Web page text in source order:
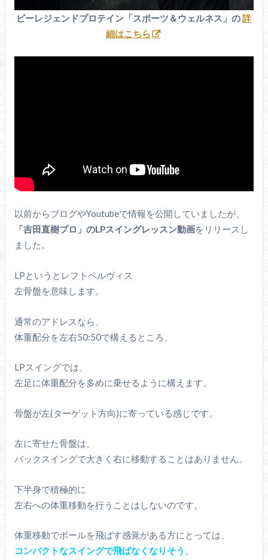
ビーレジェンドプロテイン「スポーツ＆ウェルネス」の詳
細はこちら
以前からブログやYoutubeで情報を公開していましたが、
「吉田直樹プロ」のLPスイングレッスン動画をリリースし
ました。
LPというとレフトペルヴィス
左骨盤を意味します。
通常のアドレスなら、
体重配分を左右50:50で構えるところ、
LPスイングでは、
左足に体重配分を多めに乗せるように構えます。
骨盤が左(ターゲット方向)に寄っている感じです。
左に寄せた骨盤は、
バックスイングで大きく右に移動することはありません。
下半身で積極的に
左右への体重移動を行うことはしないのです。
体重移動でボールを飛ばす感覚がある方にとっては、
コンパクトなスイングで飛ばなくなりそう 。